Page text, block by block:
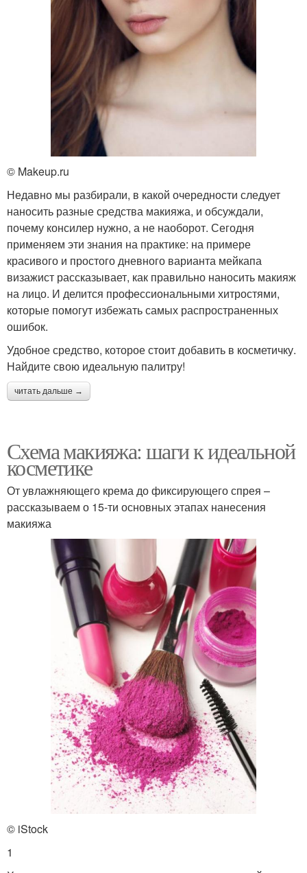
© Makeup.ru
Недавно мы разбирали, в какой очередности следует
наносить разные средства макияжа, и обсуждали,
почему консилер нужно, а не наоборот. Сегодня
применяем эти знания на практике: на примере
красивого и простого дневного варианта мейкапа
визажист рассказывает, как правильно наносить макияж
на лицо. И делится профессиональными хитростями,
которые помогут избежать самых распространенных
ошибок.
Удобное средство, которое стоит добавить в косметичку.
Найдите свою идеальную палитру!
читать дальше →
Схема макияжа: шаги к идеальной
косметике
От увлажняющего крема до фиксирующего спрея –
рассказываем о 15-ти основных этапах нанесения
макияжа
© iStock
1